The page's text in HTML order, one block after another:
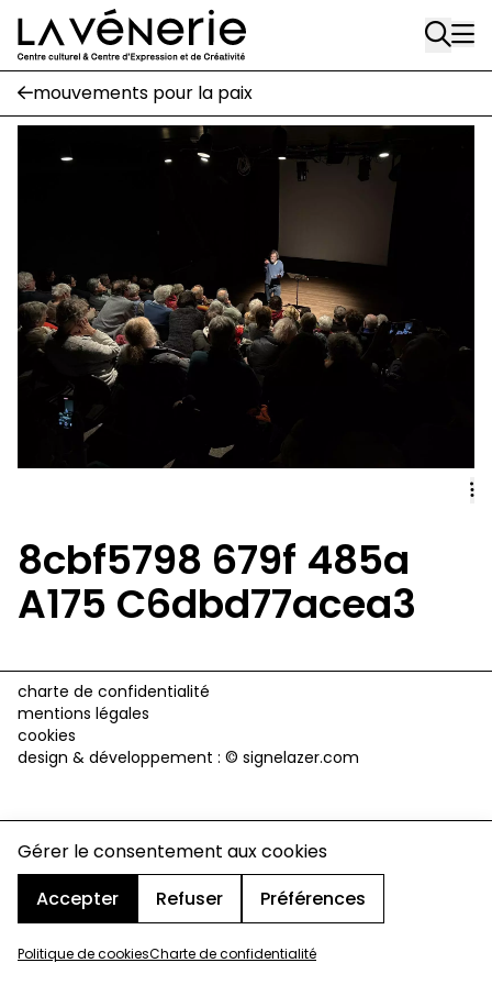
Gérer le consentement aux cookies
Accepter
Refuser Préférences
Politique de cookiesCharte de confidentialité
Aller au contenu principal
Rue Gratès, 3
1170 Watermael-Boitsfort
02 663 85 50
suivez-nous
Journal Vénerie- version papier
Newsletter
A
mouvements pour la paix
8cbf5798 679f 485a
A175 C6dbd77acea3
charte de confidentialité
mentions légales
cookies
design & développement : © signelazer.com